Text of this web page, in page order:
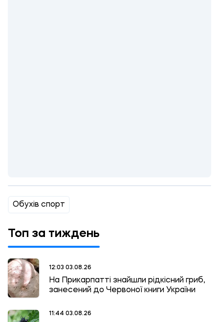
Обухів спорт
Топ за тиждень
12:03 03.08.26
На Прикарпатті знайшли рідкісний гриб,
занесений до Червоної книги України
11:44 03.08.26